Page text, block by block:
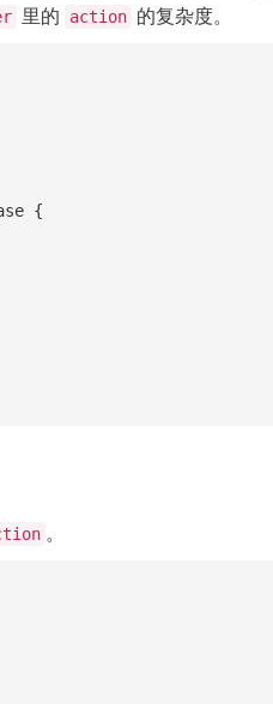
里的 action 的复杂度。
{
。